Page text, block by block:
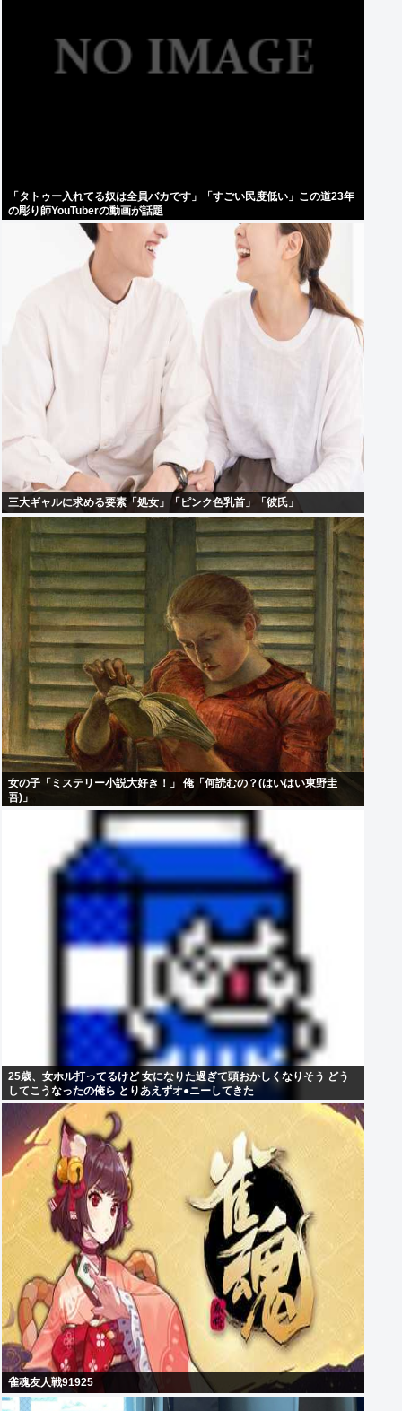
「タトゥー入れてる奴は全員バカです」「すごい民度低い」この道23年
の彫り師YouTuberの動画が話題
三大ギャルに求める要素「処女」「ピンク色乳首」「彼氏」
女の子「ミステリー小説大好き！」 俺「何読むの？(はいはい東野圭
吾)」
25歳、女ホル打ってるけど 女になりた過ぎて頭おかしくなりそう どう
してこうなったの俺ら とりあえずオ●ニーしてきた
雀魂友人戦91925